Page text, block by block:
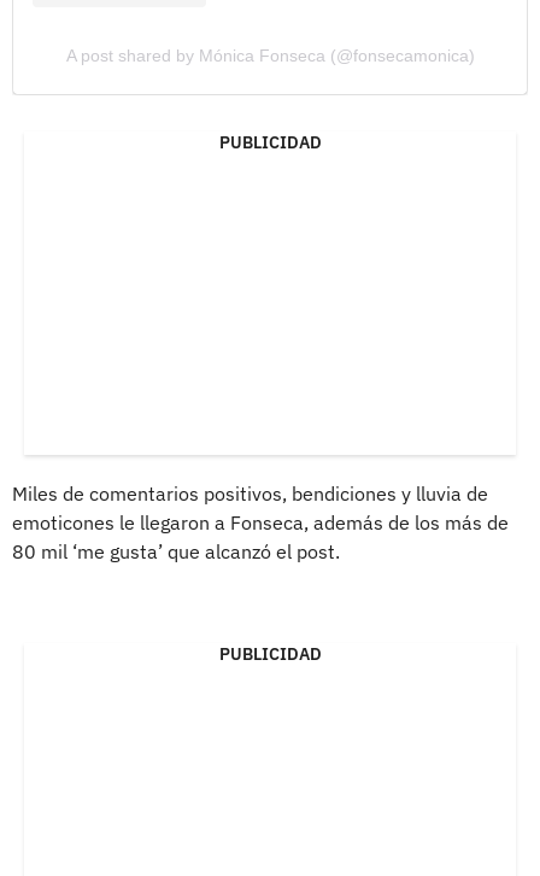
A post shared by Mónica Fonseca (@fonsecamonica)
PUBLICIDAD
Miles de comentarios positivos, bendiciones y lluvia de
emoticones le llegaron a Fonseca, además de los más de
80 mil ‘me gusta’ que alcanzó el post.
PUBLICIDAD